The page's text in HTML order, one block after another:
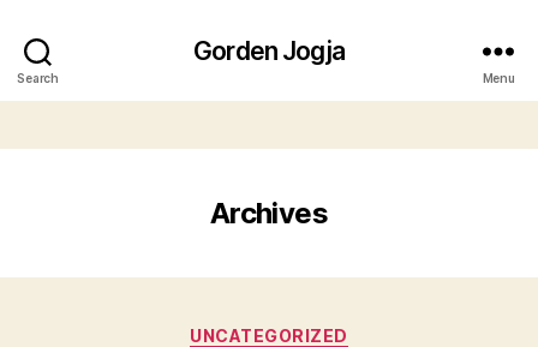
Search
Gorden Jogja
Menu
Archives
UNCATEGORIZED